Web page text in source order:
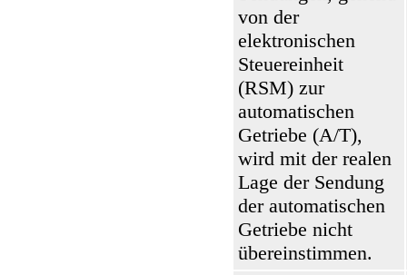
von der
elektronischen
Steuereinheit
(RSM) zur
automatischen
Getriebe (A/T),
wird mit der realen
Lage der Sendung
der automatischen
Getriebe nicht
übereinstimmen.